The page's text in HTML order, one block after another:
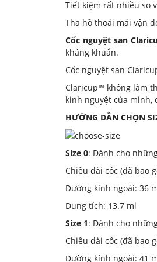
Tiết kiệm rất nhiều so
Tha hồ thoải mái vận
Cốc nguyệt san
kháng khuẩn.
Cốc nguyệt san
Claricup™ không làm
kinh nguyệt của mình,
HƯỚNG DẪN CHỌN
Size 0: Dành cho
Chiều dài cốc (đã bao
Đường kính ngoài: 36
Dung tích: 13.7 ml
Size 1: Dành cho
Chiều dài cốc (đã bao
Đường kính ngoài: 41